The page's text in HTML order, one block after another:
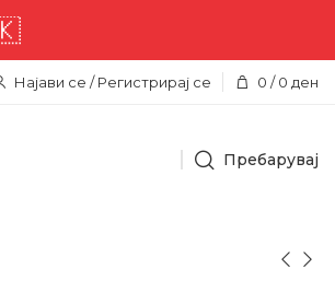
Најави се / Регистрирај се 0 / 0 ден
Пребарувај